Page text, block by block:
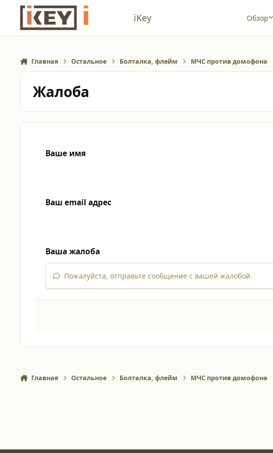
Перейти к содержанию
iKey Обзор
Главная Остальное Болталка, флейм МЧС против домофона
Жалоба
Ваше имя
Ваш email адрес
Ваша жалоба
Пожалуйста, отправьте сообщение с вашей жалобой.
Главная Остальное Болталка, флейм МЧС против домофона